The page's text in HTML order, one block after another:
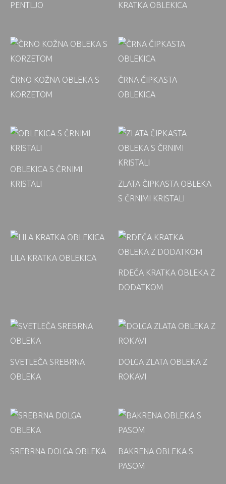
PENTLJO
KRATKA OBLEKICA
ČRNO KOŽNA OBLEKA S
KORZETOM
ČRNA ČIPKASTA
OBLEKICA
OBLEKICA S ČRNIMI
KRISTALI
ZLATA ČIPKASTA OBLEKA
S ČRNIMI KRISTALI
LILA KRATKA OBLEKICA
RDEČA KRATKA OBLEKA Z
DODATKOM
SVETLEČA SREBRNA
OBLEKA
DOLGA ZLATA OBLEKA Z
ROKAVI
SREBRNA DOLGA OBLEKA
BAKRENA OBLEKA S
PASOM